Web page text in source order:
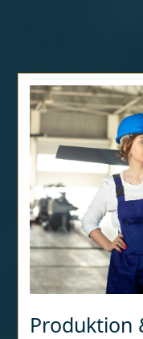
Produktion